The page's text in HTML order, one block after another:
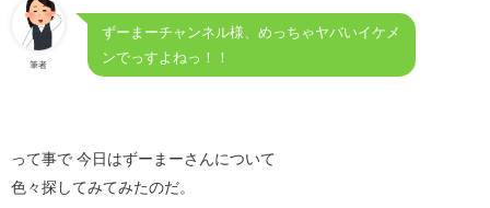
筆者
ずーまーチャンネル様、めっちゃヤバいイケメ
ンでっすよねっ！！
って事で 今日はずーまーさんについて
色々探してみてみたのだ。